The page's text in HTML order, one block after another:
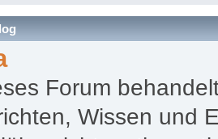
Mesmer,● Kieser
Forum